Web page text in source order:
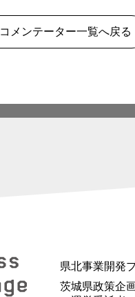
コメンテーター一覧へ戻る
県北事業開発
茨城県政策企